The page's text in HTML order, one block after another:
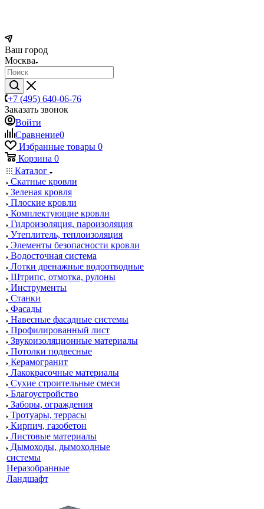
Ваш город
Москва
+7 (495) 640-06-76
Заказать звонок
Войти
Сравнение0
Избранные товары 0
Корзина 0
Каталог
Скатные кровли
Зеленая кровля
Плоские кровли
Комплектующие кровли
Гидроизоляция, пароизоляция
Утеплитель, теплоизоляция
Элементы безопасности кровли
Водосточная система
Лотки дренажные водоотводные
Штрипс, отмотка, рулоны
Инструменты
Станки
Фасады
Навесные фасадные системы
Профилированный лист
Звукоизоляционные материалы
Потолки подвесные
Керамогранит
Лакокрасочные материалы
Сухие строительные смеси
Благоустройство
Заборы, ограждения
Тротуары, террасы
Кирпич, газобетон
Листовые материалы
Дымоходы, дымоходные
системы
Неразобранные
Ландшафт